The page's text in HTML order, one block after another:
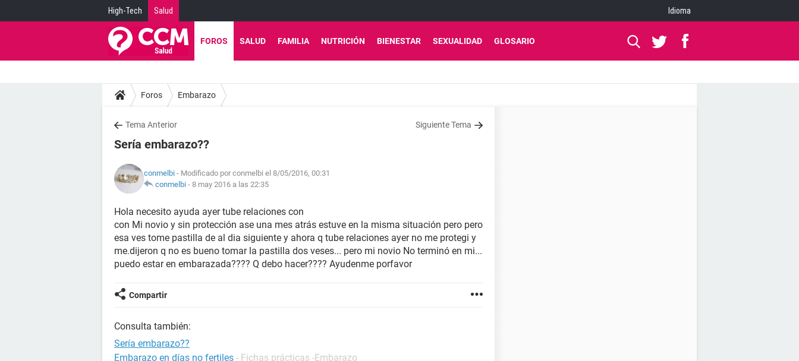
High-Tech Salud Idioma
FOROS SALUD FAMILIA NUTRICIÓN BIENESTAR SEXUALIDAD GLOSARIO
Foros Embarazo
Tema Anterior Siguiente Tema
Sería embarazo??
conmelbi - Modificado por conmelbi el 8/05/2016, 00:31
conmelbi - 8 may 2016 a las 22:35
Hola necesito ayuda ayer tube relaciones con
con Mi novio y sin protección ase una mes atrás estuve en la misma situación pero pero
esa ves tome pastilla de al dia siguiente y ahora q tube relaciones ayer no me protegi y
me.dijeron q no es bueno tomar la pastilla dos veses... pero mi novio No terminó en mi...
puedo estar en embarazada???? Q debo hacer???? Ayudenme porfavor
Compartir
Consulta también:
Sería embarazo??
Embarazo en días no fertiles - Fichas prácticas -Embarazo